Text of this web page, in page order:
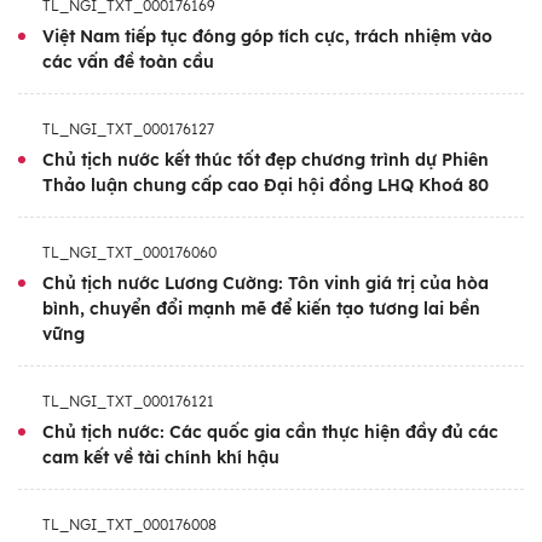
thấy sự ủng hộ chủ nghĩa đa phương và sự
coi trọng của Việt Nam đối với Liên hợp
cực, có trách nhiệm của Việt Nam với cộng
đồng quốc tế. Đây cũng là dịp để Việt Nam
phát triển, đóng góp các sáng kiến và giải
pháp thiết thực cho các vấn đề chung của
nhân loại như hòa bình, ổn định, phát triển
bền vững và ứng phó với biến đổi khí hậu…
Bên cạnh đó, các hoạt động song phương
của Chủ tịch nước Lương Cường tại Hoa Kỳ
còn góp phần làm sâu sắc hơn quan hệ Việt
lãnh đạo cấp cao hai nước, thúc đẩy hợp
TL_NGI_TXT_000176169
Việt Nam tiếp tục đóng góp tích cực, trách nhiệm vào
các vấn đề toàn cầu
TL_NGI_TXT_000176127
Chủ tịch nước kết thúc tốt đẹp chương trình dự Phiên
Thảo luận chung cấp cao Đại hội đồng LHQ Khoá 80
TL_NGI_TXT_000176060
Chủ tịch nước Lương Cường: Tôn vinh giá trị của hòa
bình, chuyển đổi mạnh mẽ để kiến tạo tương lai bền
vững
TL_NGI_TXT_000176121
Chủ tịch nước: Các quốc gia cần thực hiện đầy đủ các
cam kết về tài chính khí hậu
TL_NGI_TXT_000176008